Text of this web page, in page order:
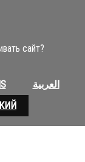
сайт?
العربية